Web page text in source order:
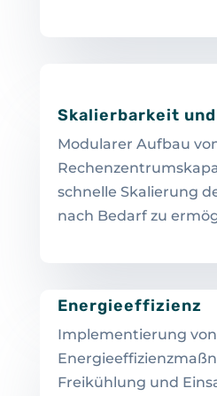
Skalierbarkeit
Modularer Aufbau
schnelle Skalierung
nach Bedarf zu
Energieeffizienz
Implementierung von
Freikühlung und